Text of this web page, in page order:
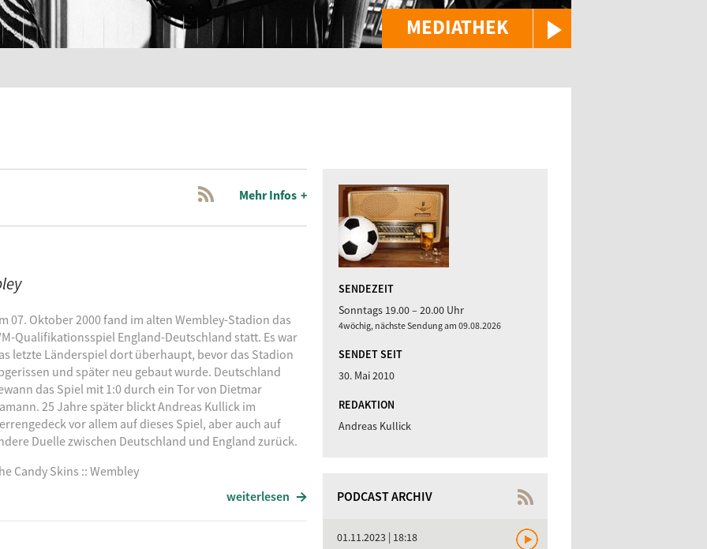
MEDIATHEK
Mehr Infos
07. Oktober 2000 fand im alten Wembley-Stadion das
Qualifikationsspiel England-Deutschland statt. Es war
letzte Länderspiel dort überhaupt, bevor das Stadion
und später neu gebaut wurde. Deutschland
das Spiel mit 1:0 durch ein Tor von Dietmar
25 Jahre später blickt Andreas Kullick im
vor allem auf dieses Spiel, aber auch auf
Duelle zwischen Deutschland und England zurück.
Candy Skins :: Wembley
weiterlesen
SENDEZEIT
Sonntags 19.00 – 20.00 Uhr
4wöchig, nächste Sendung am 09.08.2026
SENDET SEIT
30. Mai 2010
REDAKTION
Andreas Kullick
PODCAST ARCHIV
01.11.2023 | 18:18